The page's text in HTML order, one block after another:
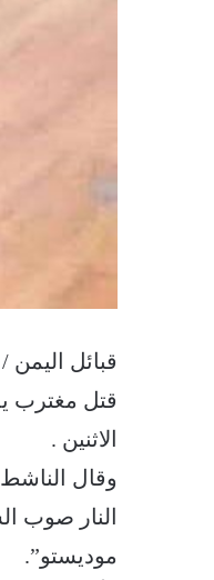
قبائل
قتل مغترب
الاثنين .
وقال
النار صوب
موديستو”.